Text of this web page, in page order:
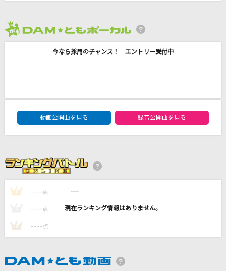
Mrs. GREEN APPLE
諏訪部順一
ブリキノダンス
DEAR MY LOVER
今なら採用のチャンス！ エントリー受付中
DAM★ともボーカルエントリーランキング
動画公開曲を見る
録音公開曲を見る
1 ---- 点 ----
---- 点 ----
3 ---- 点 ----